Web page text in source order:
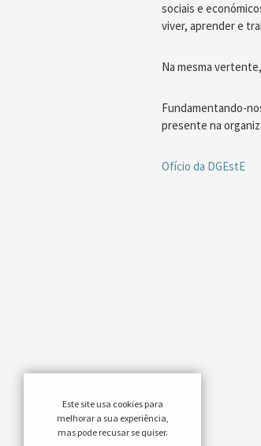
sociais e
viver, aprender e
Na mesma
Fundamentando-
presente na
Ofício da DGEstE
Este site usa cookies para
melhorar a sua experiência,
mas pode recusar se quiser.